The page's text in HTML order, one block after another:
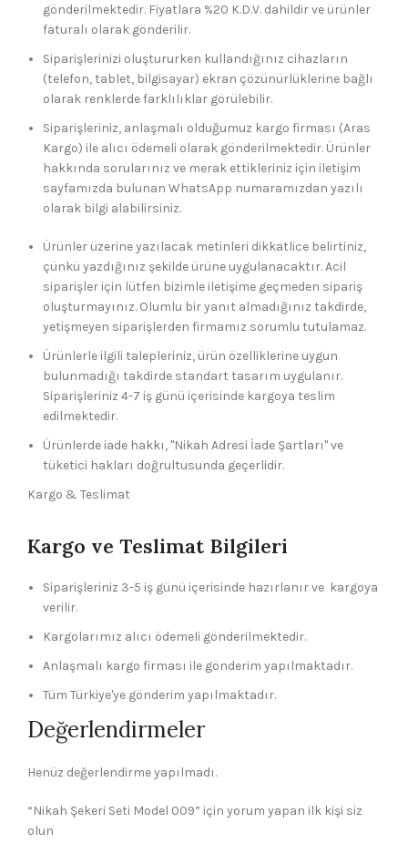
gönderilmektedir. Fiyatlara %20 K.D.V. dahildir ve ürünler
faturalı olarak gönderilir.
Siparişlerinizi oluştururken kullandığınız cihazların
(telefon, tablet, bilgisayar) ekran çözünürlüklerine bağlı
olarak renklerde farklılıklar görülebilir.
Siparişleriniz, anlaşmalı olduğumuz kargo firması (Aras
Kargo) ile alıcı ödemeli olarak gönderilmektedir. Ürünler
hakkında sorularınız ve merak ettikleriniz için iletişim
sayfamızda bulunan WhatsApp numaramızdan yazılı
olarak bilgi alabilirsiniz.
Ürünler üzerine yazılacak metinleri dikkatlice belirtiniz,
çünkü yazdığınız şekilde ürüne uygulanacaktır. Acil
siparişler için lütfen bizimle iletişime geçmeden sipariş
oluşturmayınız. Olumlu bir yanıt almadığınız takdirde,
yetişmeyen siparişlerden firmamız sorumlu tutulamaz.
Ürünlerle ilgili talepleriniz, ürün özelliklerine uygun
bulunmadığı takdirde standart tasarım uygulanır.
Siparişleriniz 4-7 iş günü içerisinde kargoya teslim
edilmektedir.
Ürünlerde iade hakkı, "Nikah Adresi İade Şartları" ve
tüketici hakları doğrultusunda geçerlidir.
Kargo & Teslimat
Kargo ve Teslimat Bilgileri
Siparişleriniz 3-5 iş günü içerisinde hazırlanır ve kargoya
verilir.
Kargolarımız alıcı ödemeli gönderilmektedir.
Anlaşmalı kargo firması ile gönderim yapılmaktadır.
Tüm Türkiye'ye gönderim yapılmaktadır.
Değerlendirmeler
Henüz değerlendirme yapılmadı.
“Nikah Şekeri Seti Model 009” için yorum yapan ilk kişi siz
olun